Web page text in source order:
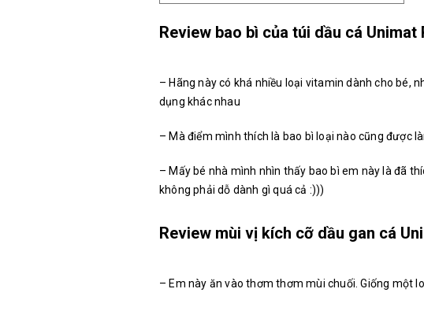
Review bao bì của túi dầu cá Unimat
– Hãng này có khá nhiều loại vitamin dành cho bé,
dụng khác nhau
– Mà điểm mình thích là bao bì loại nào cũng được
– Mấy bé nhà mình nhìn thấy bao bì em này là đã
không phải dỗ dành gì quá cả :)))
Review mùi vị kích cỡ dầu gan cá
– Em này ăn vào thơm thơm mùi chuối. Giống một